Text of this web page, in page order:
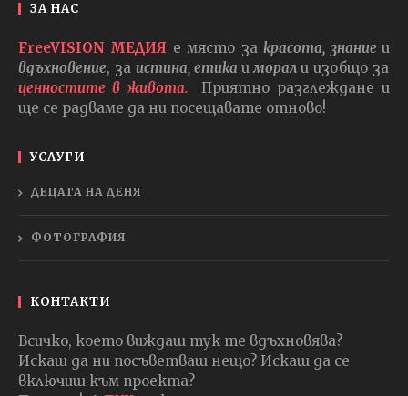
ЗА НАС
FreeVISION МЕДИЯ е място закрасота, знаниеи
вдъхновение, за истина, етика и морали изобщо за
ценностите в живота.
Приятно разглеждане и
ще се радваме да ни посещавате отново!
УСЛУГИ
ДЕЦАТА НА ДЕНЯ
ФОТОГРАФИЯ
КОНТАКТИ
Всичко, което виждаш тук те вдъхновява?
Искаш да ни посъветваш нещо? Искаш да се
включиш към проекта?